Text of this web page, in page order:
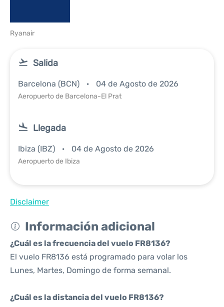
Ryanair
Salida
Barcelona (BCN) 04 de Agosto de 2026
Aeropuerto de Barcelona-El Prat
Llegada
Ibiza (IBZ) 04 de Agosto de 2026
Aeropuerto de Ibiza
Disclaimer
Información adicional
¿Cuál es la frecuencia del vuelo FR8136?
El vuelo FR8136 está programado para volar los
Lunes, Martes, Domingo de forma semanal.
¿Cuál es la distancia del vuelo FR8136?